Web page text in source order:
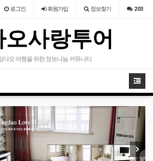
로그인 회원가입 정보찾기 203
오사랑투어
다오 여행을 위한 정보나눔 커뮤니티